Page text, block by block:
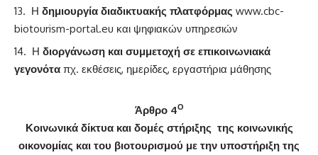
Η δημιουργία διαδικτυακής πλατφόρμας www.cbc-
biotourism-portal.eu και ψηφιακών υπηρεσιών
Η διοργάνωση και συμμετοχή σε επικοινωνιακά
γεγονότα πχ. εκθέσεις, ημερίδες, εργαστήρια μάθησης
Άρθρο 4Ο
Κοινωνικά δίκτυα και δομές στήριξης της κοινωνικής
οικονομίας και του βιοτουρισμού με την υποστήριξη της